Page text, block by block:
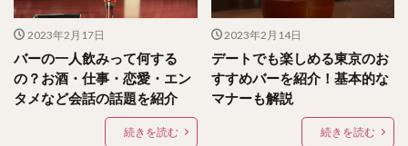
2023年2月17日
バーの一人飲みって何する
の？お酒・仕事・恋愛・エン
タメなど会話の話題を紹介
続きを読む
2023年2月14日
デートでも楽しめる東京のお
すすめバーを紹介！基本的な
マナーも解説
続きを読む